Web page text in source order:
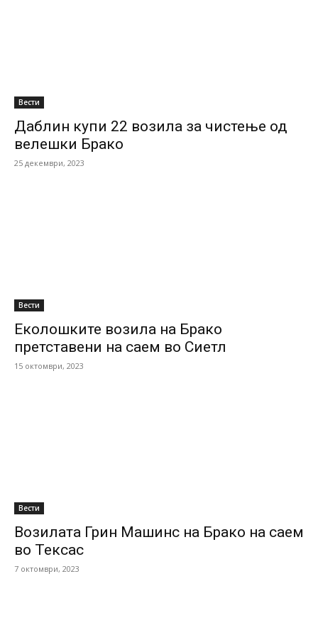
Вести
Даблин купи 22 возила за чистење од
велешки Брако
25 декември, 2023
Вести
Еколошките возила на Брако
претставени на саем во Сиетл
15 октомври, 2023
Вести
Возилата Грин Машинс на Брако на саем
во Тексас
7 октомври, 2023